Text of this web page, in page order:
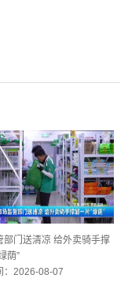
部门送清凉 给外卖骑手撑
荫”
：2026-08-07